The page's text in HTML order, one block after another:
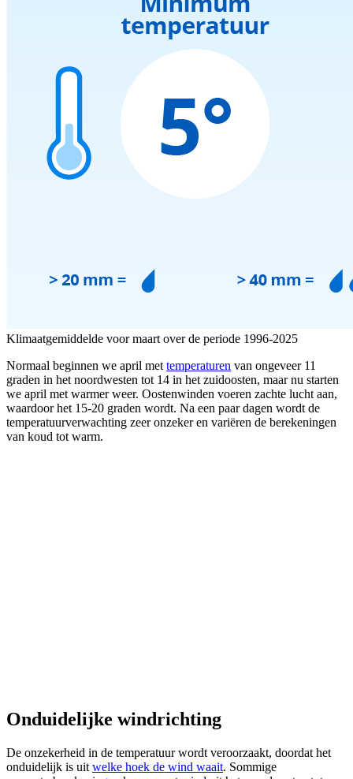
Klimaatgemiddelde voor maart over de periode 1996-2025
Normaal beginnen we april met temperaturen van ongeveer 11
graden in het noordwesten tot 14 in het zuidoosten, maar nu starten
we april met warmer weer. Oostenwinden voeren zachte lucht aan,
waardoor het 15-20 graden wordt. Na een paar dagen wordt de
temperatuurverwachting zeer onzeker en variëren de berekeningen
van koud tot warm.
Onduidelijke windrichting
De onzekerheid in de temperatuur wordt veroorzaakt, doordat het
onduidelijk is uit welke hoek de wind waait. Sommige